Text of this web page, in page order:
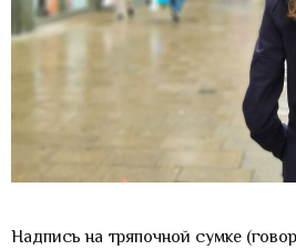
Надпись на тряпочной сумке